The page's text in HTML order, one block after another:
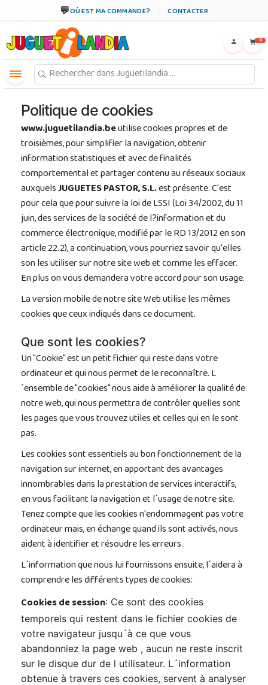
OÙ EST MA COMMANDE? CONTACTER
0
Politique de cookies
www.juguetilandia.beutilise cookies propres et de
troisièmes, pour simplifier la navigation, obtenir
information statistiques et avec de finalités
comportemental et partager contenu au réseaux sociaux
auxquelsJUGUETES PASTOR, S.L.est présente. C'est
pour cela que pour suivre la loi de LSSI (Loi 34/2002, du 11
juin, des services de la société de l?information et du
commerce électronique, modifié par le RD 13/2012 en son
article 22.2), a continuation, vous pourriez savoir qu'elles
son les utiliser sur notre site web et comme les effacer.
En plus on vous demandera votre accord pour son usage.
La version mobile de notre site Web utilise les mêmes
cookies que ceux indiqués dans ce document.
Que sont les cookies?
Un "Cookie" est un petit fichier qui reste dans votre
ordinateur et qui nous permet de le reconnaître. L
´ensemble de "cookies" nous aide à améliorer la qualité de
notre web, qui nous permettra de contrôler quelles sont
les pages que vous trouvez utiles et celles qui en le sont
pas.
Les cookies sont essentiels au bon fonctionnement de la
navigation sur internet, en apportant des avantages
innombrables dans la prestation de services interactifs,
en vous facilitant la navigation et l´usage de notre site.
Tenez compte que les cookies n'endommagent pas votre
ordinateur mais, en échange quand ils sont activés, nous
aident à identifier et résoudre les erreurs.
L´information que nous lui fournissons ensuite, l´aidera à
comprendre les différents types de cookies:
Cookies de session: Ce sont des cookies
temporels qui restent dans le fichier cookies de
votre navigateur jusqu´à ce que vous
abandonniez la page web , aucun ne reste inscrit
sur le disque dur de l utilisateur. L´information
obtenue à travers ces cookies, servent à analyser